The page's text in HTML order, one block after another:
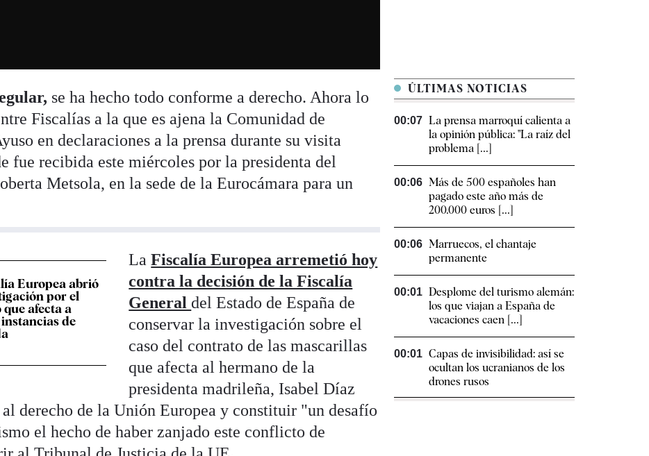
se ha hecho todo conforme a derecho. Ahora lo
Fiscalías a la que es ajena la Comunidad de
en declaraciones a la prensa durante su visita
fue recibida este miércoles por la presidenta del
Metsola, en la sede de la Eurocámara para un
Europea abrió
por el
afecta a
de
LaFiscalía Europea arremetió hoy
contra la decisión de la Fiscalía
Generaldel Estado de España de
conservar la investigación sobre el
caso del contrato de las mascarillas
que afecta al hermano de la
presidenta madrileña, Isabel Díaz
al derecho de la Unión Europea y constituir "un desafío
el hecho de haber zanjado este conflicto de
ÚLTIMAS NOTICIAS
00:07 La prensa marroquí calienta a
la opinión pública: "La raíz del
problema [...]
00:06 Más de 500 españoles han
pagado este año más de
200.000 euros [...]
00:06 Marruecos, el chantaje
permanente
00:01 Desplome del turismo alemán:
los que viajan a España de
vacaciones caen [...]
00:01 Capas de invisibilidad: así se
ocultan los ucranianos de los
drones rusos